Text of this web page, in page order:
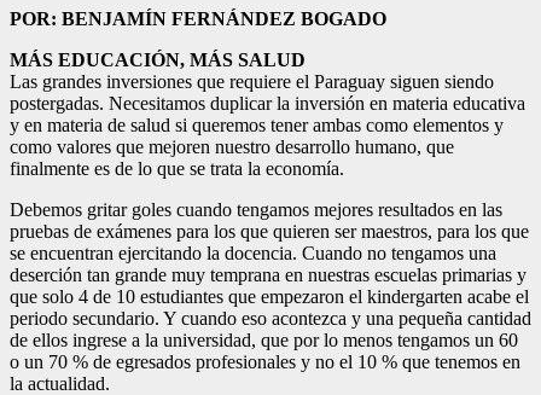
POR: BENJAMÍN FERNÁNDEZ BOGADO
MÁS EDUCACIÓN, MÁS SALUD
Las grandes inversiones que requiere el Paraguay siguen siendo
postergadas. Necesitamos duplicar la inversión en materia educativa
y en materia de salud si queremos tener ambas como elementos y
como valores que mejoren nuestro desarrollo humano, que
finalmente es de lo que se trata la economía.
Debemos gritar goles cuando tengamos mejores resultados en las
pruebas de exámenes para los que quieren ser maestros, para los que
se encuentran ejercitando la docencia. Cuando no tengamos una
deserción tan grande muy temprana en nuestras escuelas primarias y
que solo 4 de 10 estudiantes que empezaron el kindergarten acabe el
periodo secundario. Y cuando eso acontezca y una pequeña cantidad
de ellos ingrese a la universidad, que por lo menos tengamos un 60
o un 70 % de egresados profesionales y no el 10 % que tenemos en
la actualidad.